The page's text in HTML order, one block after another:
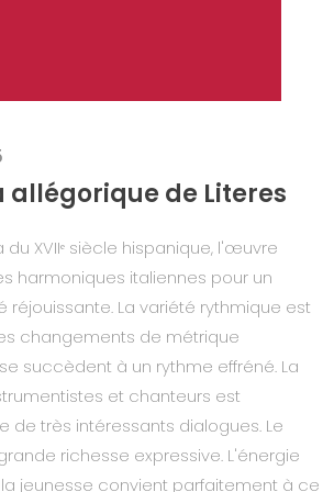
allégorique de Literes
du XVIIᵉ siècle hispanique, l'œuvre
harmoniques italiennes pour un
réjouissante. La variété rythmique est
changements de métrique
succèdent à un rythme effréné. La
et chanteurs est
de très intéressants dialogues. Le
richesse expressive. L'énergie
jeunesse convient parfaitement à ce